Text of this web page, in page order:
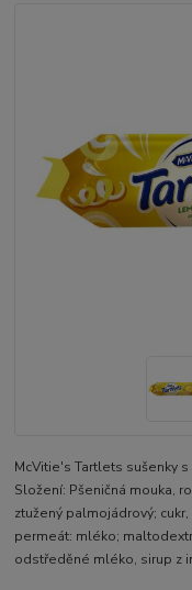
McVitie's Tartlets sušenky
Složení: Pšeničná mouka,
ztužený palmojádrový;
permeát: mléko;
odstředěné mléko, sirup z